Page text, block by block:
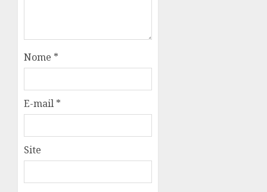
Nome *
E-mail *
Site